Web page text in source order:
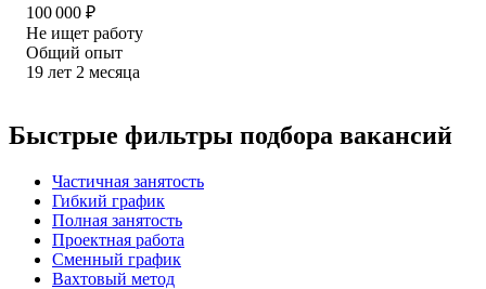
100 000 ₽
Не ищет работу
Общий опыт
19 лет 2 месяца
Быстрые фильтры подбора вакансий
Частичная занятость
Гибкий график
Полная занятость
Проектная работа
Сменный график
Вахтовый метод